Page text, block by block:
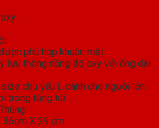
phù hợp khuôn mặt.
lưu thông nồng độ oxy với ống dài
chủ yếu L dành cho người lớn
trong từng túi
36cm X 29 cm